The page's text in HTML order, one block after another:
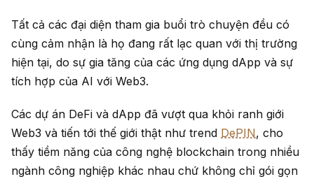
Tất cả các đại diện tham gia buổi trò chuyện đều có
cùng cảm nhận là họ đang rất lạc quan với thị trường
hiện tại, do sự gia tăng của các ứng dụng dApp và sự
tích hợp của AI với Web3.
Các dự án DeFi và dApp đã vượt qua khỏi ranh giới
Web3 và tiến tới thế giới thật như trend DePIN, cho
thấy tiềm năng của công nghệ blockchain trong nhiều
ngành công nghiệp khác nhau chứ không chỉ gói gọn